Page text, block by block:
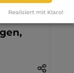
Realisiert mit Klaro!